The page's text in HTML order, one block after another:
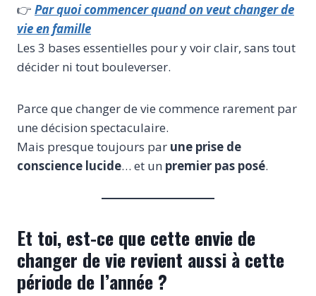
👉 Par quoi commencer quand on veut changer de
vie en famille
Les 3 bases essentielles pour y voir clair, sans tout
décider ni tout bouleverser.
Parce que changer de vie commence rarement par
une décision spectaculaire.
Mais presque toujours par une prise de
conscience lucide… et un premier pas posé.
Et toi, est-ce que cette envie de
changer de vie revient aussi à cette
période de l’année ?